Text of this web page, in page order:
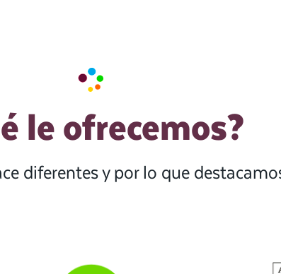
le ofrecemos?
diferentes y por lo que